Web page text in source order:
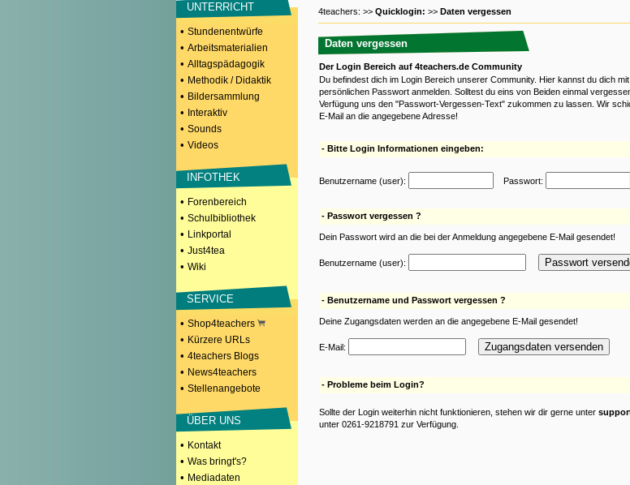
UNTERRICHT
• Stundenentwürfe
• Arbeitsmaterialien
• Alltagspädagogik
• Methodik / Didaktik
• Bildersammlung
• Interaktiv
• Sounds
• Videos
INFOTHEK
• Forenbereich
• Schulbibliothek
• Linkportal
• Just4tea
• Wiki
SERVICE
• Shop4teachers
• Kürzere URLs
• 4teachers Blogs
• News4teachers
• Stellenangebote
ÜBER UNS
• Kontakt
• Was bringt's?
• Mediadaten
4teachers: >> Quicklogin: >> Daten vergessen
Daten vergessen
Der Login Bereich auf 4teachers.de Community
Du befindest dich im Login Bereich unserer Community. Hier kannst du dich
persönlichen Passwort anmelden. Solltest du eins von Beiden einmal
Verfügung uns den "Passwort-Vergessen-Text" zukommen zu lassen. Wir
E-Mail an die angegebene Adresse!
- Bitte Login Informationen eingeben:
Benutzername (user): Passwort:
- Passwort vergessen ?
Dein Passwort wird an die bei der Anmeldung angegebene E-Mail gesendet!
Benutzername (user):
- Benutzername und Passwort vergessen ?
Deine Zugangsdaten werden an die angegebene E-Mail gesendet!
E-Mail:
- Probleme beim Login?
Sollte der Login weiterhin nicht funktionieren, stehen wir dir gerne unter
unter 0261-9218791 zur Verfügung.